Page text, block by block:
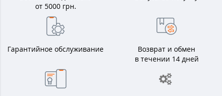
от 5000 грн.
Гарантийное обслуживание
Возврат и обмен
в течении 14 дней